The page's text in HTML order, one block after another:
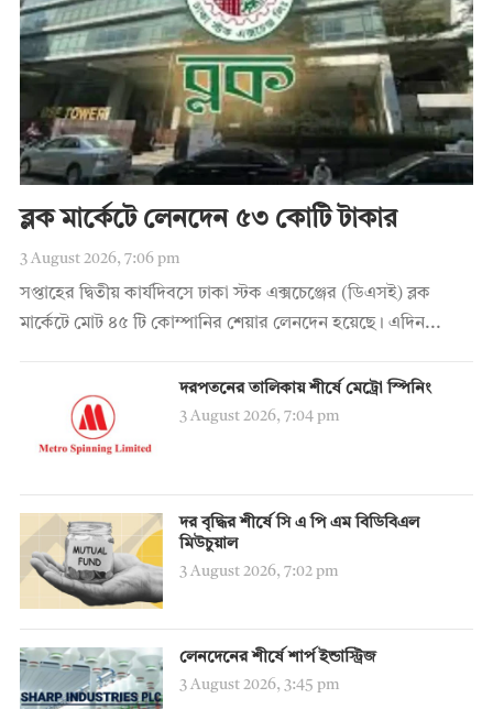
ব্লক মার্কেটে লেনদেন ৫৩ কোটি টাকার
3 August 2026, 7:06 pm
সপ্তাহের দ্বিতীয় কার্যদিবসে ঢাকা স্টক এক্সচেঞ্জের (ডিএসই) ব্লক
মার্কেটে মোট ৪৫ টি কোম্পানির শেয়ার লেনদেন হয়েছে। এদিন...
দরপতনের তালিকায় শীর্ষে মেট্রো স্পিনিং
3 August 2026, 7:04 pm
দর বৃদ্ধির শীর্ষে সি এ পি এম বিডিবিএল
মিউচুয়াল
3 August 2026, 7:02 pm
লেনদেনের শীর্ষে শার্প ইন্ডাস্ট্রিজ
3 August 2026, 3:45 pm